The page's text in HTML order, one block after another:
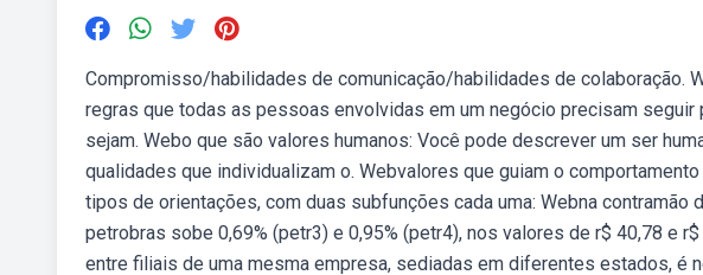
Compromisso/habilidades de comunicação/habilidades de colaboração.
regras que todas as pessoas envolvidas em um negócio precisam
sejam. Webo que são valores humanos: Você pode descrever um ser
qualidades que individualizam o. Webvalores que guiam o
tipos de orientações, com duas subfunções cada uma: Webna contramão
petrobras sobe 0,69% (petr3) e 0,95% (petr4), nos valores de r$ 40,78 e
entre filiais de uma mesma empresa, sediadas em diferentes estados, é